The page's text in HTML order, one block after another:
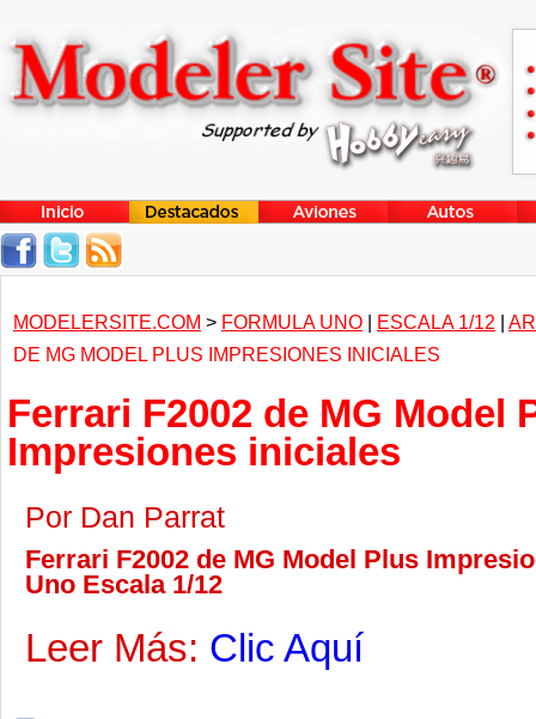
MODELERSITE.COM > FORMULA UNO | ESCALA 1/12 |
DE MG MODEL PLUS IMPRESIONES INICIALES
Ferrari F2002 de MG Model
Impresiones iniciales
Por Dan Parrat
Ferrari F2002 de MG Model Plus
Uno Escala 1/12
Leer Más: Clic Aquí